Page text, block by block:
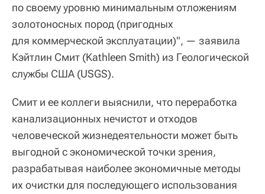
по своему уровню минимальным отложениям
золотоносных пород (пригодных
для коммерческой эксплуатации)", — заявила
Кэйтлин Смит (Kathleen Smith) из Геологической
службы США (USGS).
Смит и ее коллеги выяснили, что переработка
канализационных нечистот и отходов
человеческой жизнедеятельности может быть
выгодной с экономической точки зрения,
разрабатывая наиболее экономичные методы
их очистки для последующего использования